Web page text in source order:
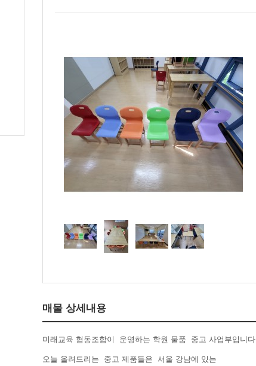
매물 상세내용
미래교육 협동조합이 운영하는 학원 물품 중고 사업부입니다
오늘 올려드리는 중고 제품들은 서울 강남에 있는